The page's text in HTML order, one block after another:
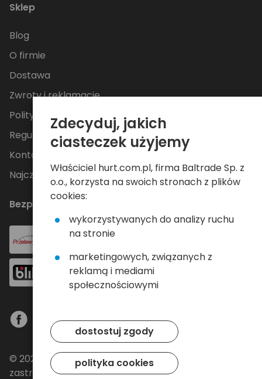
Sklep
Blog
O firmie
Dostawa
Zwroty i reklamacje
Polityka Prywatności
Regulamin
Kontakt
Najczęściej zadawane pytania
Bezpieczne płatności
© 2024 Baltrade sp. z o.o. - Wszelkie prawa
zastrzeżone.
Zdecyduj, jakich
ciasteczek użyjemy
Właściciel hurt.com.pl, firma Baltrade Sp. z
o.o., korzysta na swoich stronach z plików
cookies:
wykorzystywanych do analizy ruchu
na stronie
marketingowych, związanych z
reklamą i mediami
społecznościowymi
dostostuj zgody
polityka cookies